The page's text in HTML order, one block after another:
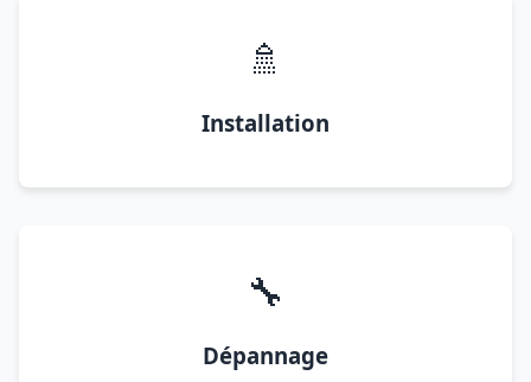
🚿
Installation
🔧
Dépannage